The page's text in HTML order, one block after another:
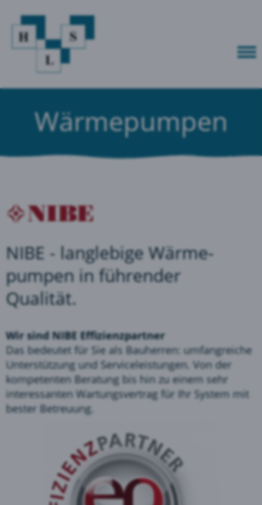
Wärmepumpen
NIBE - langlebige Wärme­
pumpen in führender
Qualität.
Wir sind NIBE Effizienzpartner
Das bedeutet für Sie als Bauherren: umfangreiche
Unterstützung und Serviceleistungen. Von der
kompetenten Beratung bis hin zu einem sehr
interessanten Wartungsvertrag für Ihr System mit
bester Betreuung.